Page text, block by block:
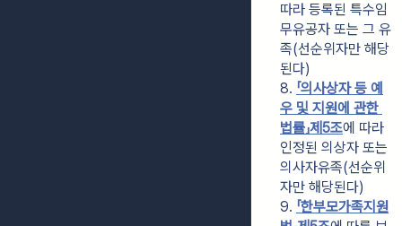
따라 등록된 특수임
무유공자 또는 그 유
족(선순위자만 해당
된다)
8. 「의사상자 등 예
우 및 지원에 관한
법률」제5조에 따라
인정된 의상자 또는
의사자유족(선순위
자만 해당된다)
9. 「한부모가족지원